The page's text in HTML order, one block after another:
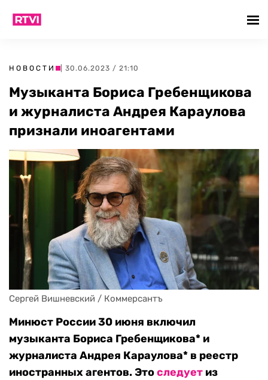
НОВОСТИ | 30.06.2023 / 21:10
Музыканта Бориса Гребенщикова
и журналиста Андрея Караулова
признали иноагентами
Сергей Вишневский / Коммерсантъ
Минюст России 30 июня включил
музыканта Бориса Гребенщикова* и
журналиста Андрея Караулова* в реестр
иностранных агентов. Этоследует из